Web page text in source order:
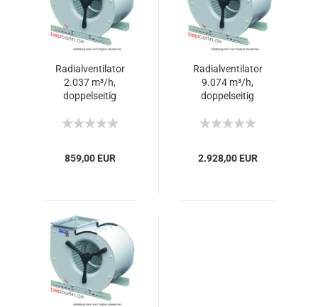
Radialventilator
2.037 m³/h,
doppelseitig
859,00 EUR
Radialventilator
9.074 m³/h,
doppelseitig
2.928,00 EUR